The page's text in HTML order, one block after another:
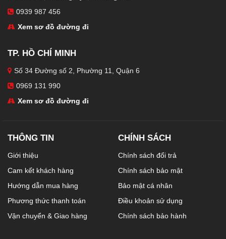
0939 987 456
Xem sơ đồ đường đi
TP. HỒ CHÍ MINH
Số 34 Đường số 2, Phường 11, Quận 6
0969 131 990
Xem sơ đồ đường đi
THÔNG TIN
Giới thiệu
Cam kết khách hàng
Hướng dẫn mua hàng
Phương thức thanh toán
Vận chuyển & Giao hàng
CHÍNH SÁCH
Chính sách đổi trả
Chính sách bảo mật
Bảo mật cá nhân
Điều khoản sử dụng
Chính sách bảo hành